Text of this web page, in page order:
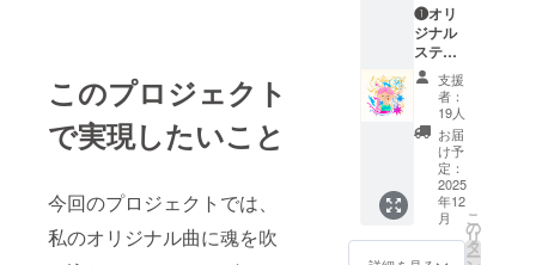
このプロジェクト
で実現したいこと
今回のプロジェクトでは、
私のオリジナル曲に魂を吹
❶オリ
ジナル
ステッ
カー
（OHA
NA ス
テッ
カー）
❷MVの
エンド
ロール
にお名
前搭載
支援
者：
19人
お届
け予
定：
2025
年12
月
こ
の
リ
タ
ー